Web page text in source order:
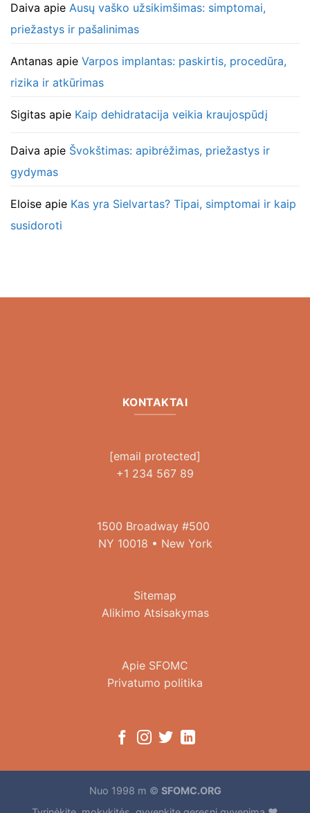
Daiva apie Ausų vaško užsikimšimas: simptomai,
priežastys ir pašalinimas
Antanas apie Varpos implantas: paskirtis, procedūra,
rizika ir atkūrimas
Sigitas apie Kaip dehidratacija veikia kraujospūdį
Daiva apie Švokštimas: apibrėžimas, priežastys ir
gydymas
Eloise apie Kas yra Sielvartas? Tipai, simptomai ir kaip
susidoroti
KONTAKTAI
[email protected]
+1 234 567 89
1500 Broadway #500
NY 10018 • New York
Sitemap
Alikimo Atsisakymas
Apie SFOMC
Privatumo politika
Nuo 1998 m © SFOMC.ORG